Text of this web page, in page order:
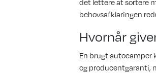
det lettere at sortere
behovsafklaringen
Hvornår
En brugt autocamper
og producentgaranti,